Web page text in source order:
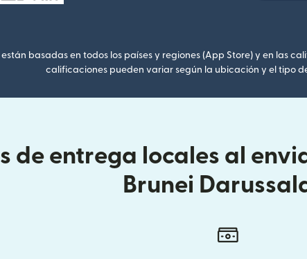
basadas en todos los países y regiones (App Store) y en las
calificaciones pueden variar según la ubicación y el tipo
de entrega locales al
Brunei